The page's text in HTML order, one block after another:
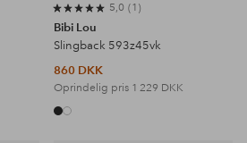
5,0 1
Bibi Lou
Slingback 593z45vk
860 DKK
Oprindelig pris 1 229 DKK